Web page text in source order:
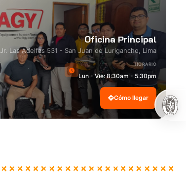
Oficina Principal
Jr. Las Adelfas 531 - San Juan de Lurigancho, Lima
HORARIO
Lun - Vie: 8:30am - 5:30pm
Cómo llegar